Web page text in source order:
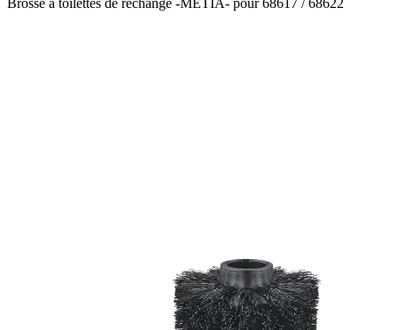
Brosse à toilettes de rechange -METIA- pour 68617 / 68622